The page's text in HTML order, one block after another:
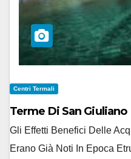
Centri Termali
Terme Di San Giuliano
Gli Effetti Benefici Delle
Erano Già Noti In Epoca